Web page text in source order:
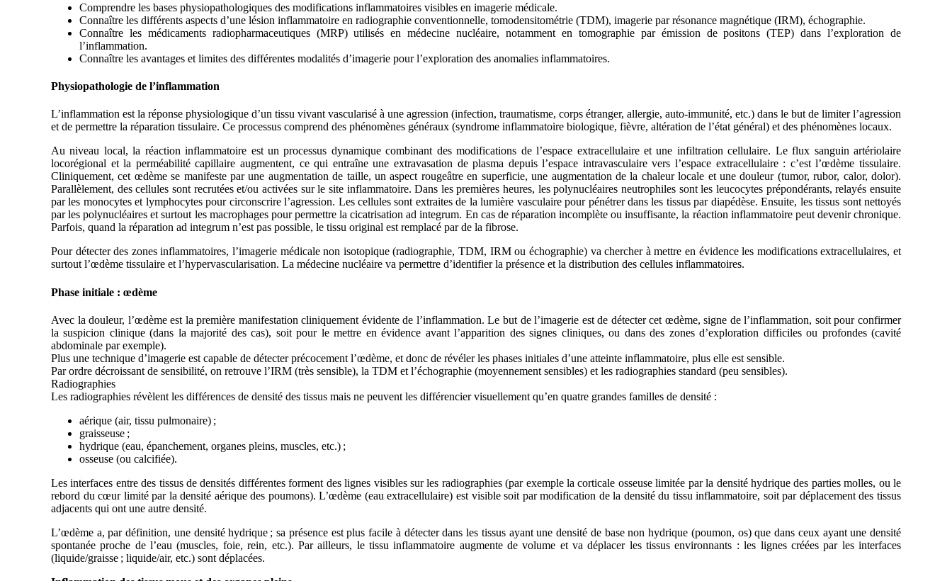
Comprendre les bases physiopathologiques des modifications inflammatoires visibles en imagerie médicale.
Connaître les différents aspects d’une lésion inflammatoire en radiographie conventionnelle, tomodensitométrie (TDM), imagerie par résonance magnétique (IRM), échographie.
Connaître les médicaments radiopharmaceutiques (MRP) utilisés en médecine nucléaire, notamment en tomographie par émission de positons (TEP) dans l’exploration de
l’inflammation.
Connaître les avantages et limites des différentes modalités d’imagerie pour l’exploration des anomalies inflammatoires.
Physiopathologie de l’inflammation
L’inflammation est la réponse physiologique d’un tissu vivant vascularisé à une agression (infection, traumatisme, corps étranger, allergie, auto-immunité, etc.) dans le but de limiter l’agression
et de permettre la réparation tissulaire. Ce processus comprend des phénomènes généraux (syndrome inflammatoire biologique, fièvre, altération de l’état général) et des phénomènes locaux.
Au niveau local, la réaction inflammatoire est un processus dynamique combinant des modifications de l’espace extracellulaire et une infiltration cellulaire. Le flux sanguin artériolaire
locorégional et la perméabilité capillaire augmentent, ce qui entraîne une extravasation de plasma depuis l’espace intravasculaire vers l’espace extracellulaire : c’est l’œdème tissulaire.
Cliniquement, cet œdème se manifeste par une augmentation de taille, un aspect rougeâtre en superficie, une augmentation de la chaleur locale et une douleur (tumor, rubor, calor, dolor).
Parallèlement, des cellules sont recrutées et/ou activées sur le site inflammatoire. Dans les premières heures, les polynucléaires neutrophiles sont les leucocytes prépondérants, relayés ensuite
par les monocytes et lymphocytes pour circonscrire l’agression. Les cellules sont extraites de la lumière vasculaire pour pénétrer dans les tissus par diapédèse. Ensuite, les tissus sont nettoyés
par les polynucléaires et surtout les macrophages pour permettre la cicatrisation ad integrum. En cas de réparation incomplète ou insuffisante, la réaction inflammatoire peut devenir chronique.
Parfois, quand la réparation ad integrum n’est pas possible, le tissu original est remplacé par de la fibrose.
Pour détecter des zones inflammatoires, l’imagerie médicale non isotopique (radiographie, TDM, IRM ou échographie) va chercher à mettre en évidence les modifications extracellulaires, et
surtout l’œdème tissulaire et l’hypervascularisation. La médecine nucléaire va permettre d’identifier la présence et la distribution des cellules inflammatoires.
Phase initiale : œdème
Avec la douleur, l’œdème est la première manifestation cliniquement évidente de l’inflammation. Le but de l’imagerie est de détecter cet œdème, signe de l’inflammation, soit pour confirmer
la suspicion clinique (dans la majorité des cas), soit pour le mettre en évidence avant l’apparition des signes cliniques, ou dans des zones d’exploration difficiles ou profondes (cavité
abdominale par exemple).
Plus une technique d’imagerie est capable de détecter précocement l’œdème, et donc de révéler les phases initiales d’une atteinte inflammatoire, plus elle est sensible.
Par ordre décroissant de sensibilité, on retrouve l’IRM (très sensible), la TDM et l’échographie (moyennement sensibles) et les radiographies standard (peu sensibles).
Radiographies
Les radiographies révèlent les différences de densité des tissus mais ne peuvent les différencier visuellement qu’en quatre grandes familles de densité :
aérique (air, tissu pulmonaire) ;
graisseuse ;
hydrique (eau, épanchement, organes pleins, muscles, etc.) ;
osseuse (ou calcifiée).
Les interfaces entre des tissus de densités différentes forment des lignes visibles sur les radiographies (par exemple la corticale osseuse limitée par la densité hydrique des parties molles, ou le
rebord du cœur limité par la densité aérique des poumons). L’œdème (eau extracellulaire) est visible soit par modification de la densité du tissu inflammatoire, soit par déplacement des tissus
adjacents qui ont une autre densité.
L’œdème a, par définition, une densité hydrique ; sa présence est plus facile à détecter dans les tissus ayant une densité de base non hydrique (poumon, os) que dans ceux ayant une densité
spontanée proche de l’eau (muscles, foie, rein, etc.). Par ailleurs, le tissu inflammatoire augmente de volume et va déplacer les tissus environnants : les lignes créées par les interfaces
(liquide/graisse ; liquide/air, etc.) sont déplacées.